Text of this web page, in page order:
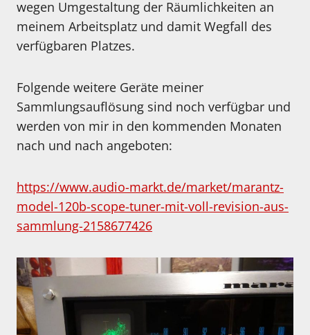
wegen Umgestaltung der Räumlichkeiten an
meinem Arbeitsplatz und damit Wegfall des
verfügbaren Platzes.
Folgende weitere Geräte meiner
Sammlungsauflösung sind noch verfügbar und
werden von mir in den kommenden Monaten
nach und nach angeboten:
https://www.audio-markt.de/market/marantz-
model-120b-scope-tuner-mit-voll-revision-aus-
sammlung-2158677426